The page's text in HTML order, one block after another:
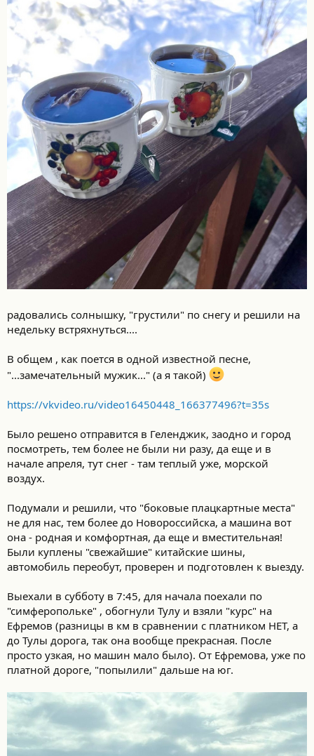
радовались солнышку, "грустили" по снегу и решили на
недельку встряхнуться....
В общем , как поется в одной известной песне,
"...замечательный мужик..." (а я такой)
https://vkvideo.ru/video16450448_166377496?t=35s
Было решено отправится в Геленджик, заодно и город
посмотреть, тем более не были ни разу, да еще и в
начале апреля, тут снег - там теплый уже, морской
воздух.
Подумали и решили, что "боковые плацкартные места"
не для нас, тем более до Новороссийска, а машина вот
она - родная и комфортная, да еще и вместительная!
Были куплены "свежайшие" китайские шины,
автомобиль переобут, проверен и подготовлен к выезду.
Выехали в субботу в 7:45, для начала поехали по
"симферопольке" , обогнули Тулу и взяли "курс" на
Ефремов (разницы в км в сравнении с платником НЕТ, а
до Тулы дорога, так она вообще прекрасная. После
просто узкая, но машин мало было). От Ефремова, уже по
платной дороге, "попылили" дальше на юг.